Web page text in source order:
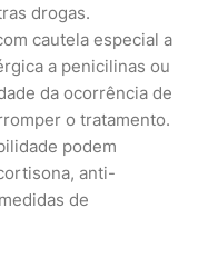
drogas.
cautela especial a
a penicilinas ou
da ocorrência de
o tratamento.
podem
anti-
de